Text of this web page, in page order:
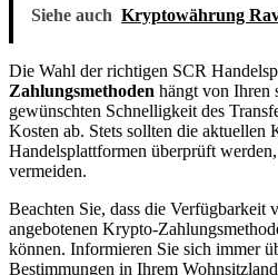
Siehe auch Kryptowährung
Die Wahl der richtigen SCR
Zahlungsmethoden hängt von Ihren
gewünschten Schnelligkeit des
Kosten ab. Stets sollten die aktuellen
Handelsplattformen überprüft
vermeiden.
Beachten Sie, dass die Verfügbarkeit
angebotenen Krypto-
können. Informieren Sie sich immer
Bestimmungen in Ihrem